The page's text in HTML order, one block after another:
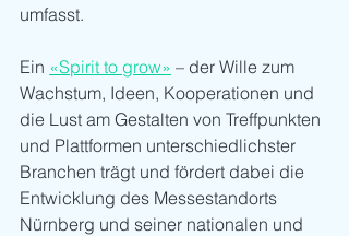
umfasst.
Ein «Spirit to grow» – der Wille zum
Wachstum, Ideen, Kooperationen und
die Lust am Gestalten von Treffpunkten
und Plattformen unterschiedlichster
Branchen trägt und fördert dabei die
Entwicklung des Messestandorts
Nürnberg und seiner nationalen und